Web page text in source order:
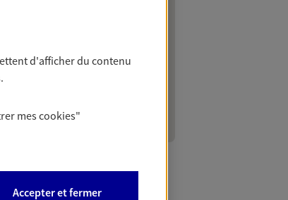
d'afficher du contenu
mescookies"
Accepter et fermer